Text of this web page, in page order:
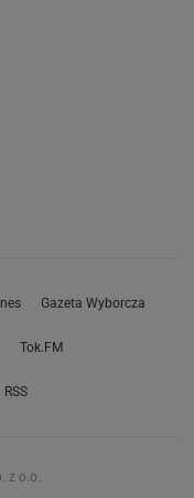
Gazeta Wyborcza
Tok.FM
RSS
z o.o.